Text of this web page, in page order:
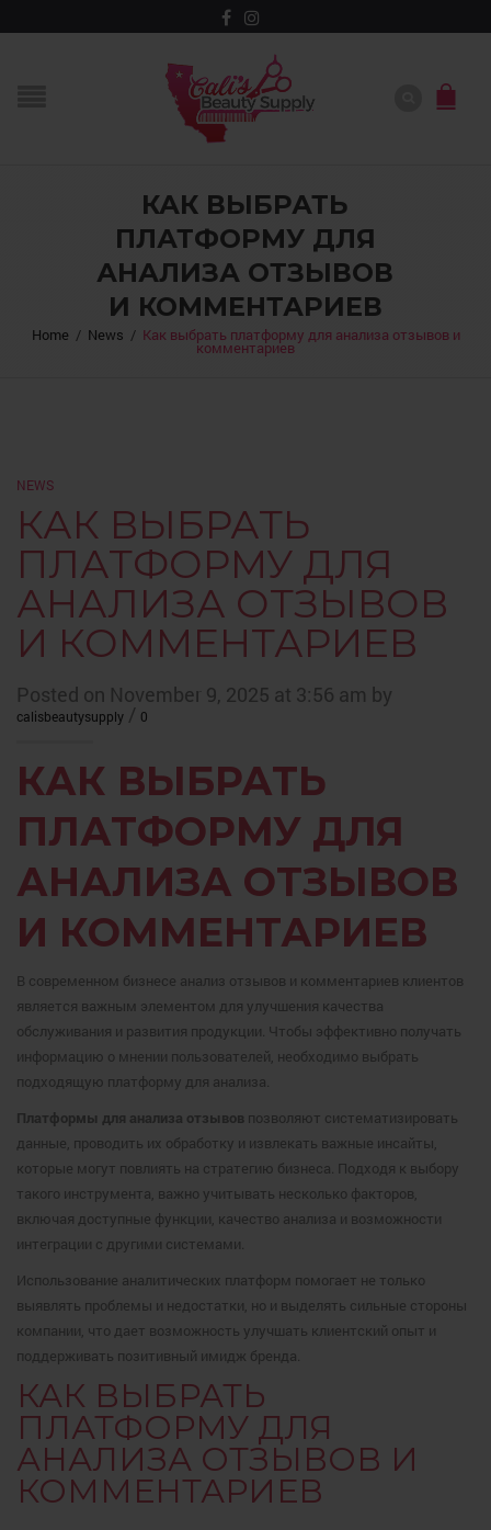
КАК ВЫБРАТЬ
ПЛАТФОРМУ ДЛЯ
АНАЛИЗА ОТЗЫВОВ
И КОММЕНТАРИЕВ
Home / News / Как выбрать платформу для анализа отзывов и
комментариев
NEWS
КАК ВЫБРАТЬ
ПЛАТФОРМУ ДЛЯ
АНАЛИЗА ОТЗЫВОВ
И КОММЕНТАРИЕВ
Posted on November 9, 2025 at 3:56 am by
calisbeautysupply / 0
КАК ВЫБРАТЬ
ПЛАТФОРМУ ДЛЯ
АНАЛИЗА ОТЗЫВОВ
И КОММЕНТАРИЕВ
В современном бизнесе анализ отзывов и комментариев клиентов
является важным элементом для улучшения качества
обслуживания и развития продукции. Чтобы эффективно получать
информацию о мнении пользователей, необходимо выбрать
подходящую платформу для анализа.
Платформы для анализа отзывов позволяют систематизировать
данные, проводить их обработку и извлекать важные инсайты,
которые могут повлиять на стратегию бизнеса. Подходя к выбору
такого инструмента, важно учитывать несколько факторов,
включая доступные функции, качество анализа и возможности
интеграции с другими системами.
Использование аналитических платформ помогает не только
выявлять проблемы и недостатки, но и выделять сильные стороны
компании, что дает возможность улучшать клиентский опыт и
поддерживать позитивный имидж бренда.
КАК ВЫБРАТЬ
ПЛАТФОРМУ ДЛЯ
АНАЛИЗА ОТЗЫВОВ И
КОММЕНТАРИЕВ